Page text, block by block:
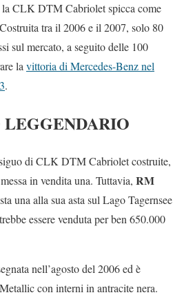
CLK DTM Cabriolet spicca come
tra il 2006 e il 2007, solo 80
sul mercato, a seguito delle 100
lavittoria di Mercedes-Benz nel
.
di CLK DTM Cabriolet costruite,
in vendita una. Tuttavia, RM
una alla sua asta sul Lago Tagernsee
essere venduta per ben 650.000
nell’agosto del 2006 ed è
con interni in antracite nera.